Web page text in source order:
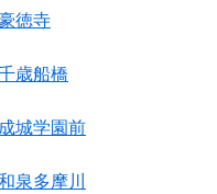
徳寺
歳船橋
成城学園前
泉多摩川